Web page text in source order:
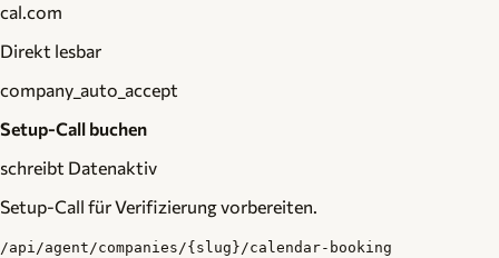
cal.com
Direkt lesbar
company_auto_accept
Setup-Call buchen
schreibt Datenaktiv
Setup-Call für Verifizierung vorbereiten.
/api/agent/companies/{slug}/calendar-booking